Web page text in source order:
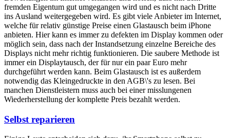
fremden Eigentum gut umgegangen wird und es nicht nach Dritte
ins Ausland weitergegeben wird. Es gibt viele Anbieter im Internet,
welche für relativ günstige Preise einen Glastausch beim iPhone
anbieten. Hier kann es immer zu defekten im Display kommen oder
möglich sein, dass nach der Instandsetzung einzelne Bereiche des
Displays nicht mehr richtig funktionieren. Die saubere Methode ist
immer ein Displaytausch, der für nur ein paar Euro mehr
durchgeführt werden kann. Beim Glastausch ist es außerdem
notwendig das Kleingedruckte in den AGB\'s zu lesen. Bei
manchen Dienstleistern muss auch bei einer misslungenen
Wiederherstellung der komplette Preis bezahlt werden.
Selbst reparieren